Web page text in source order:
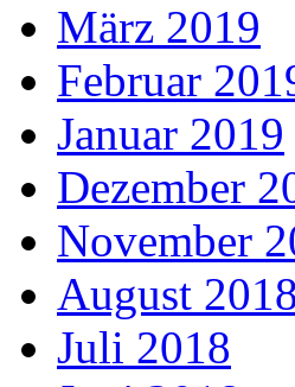
März 2019
Februar
Januar 2019
Dezember
November
August 2018
Juli 2018